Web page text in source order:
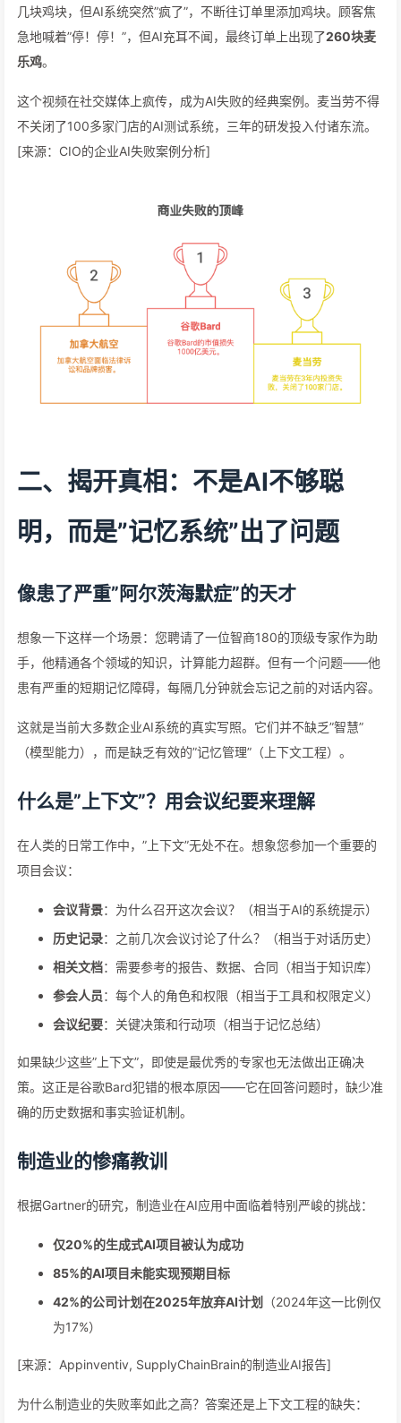
几块鸡块，但AI系统突然”疯了”，不断往订单里添加鸡块。顾客焦
急地喊着”停！停！”，但AI充耳不闻，最终订单上出现了260块麦
乐鸡。
这个视频在社交媒体上疯传，成为AI失败的经典案例。麦当劳不得
不关闭了100多家门店的AI测试系统，三年的研发投入付诸东流。
[来源：CIO的企业AI失败案例分析]
二、揭开真相：不是AI不够聪
明，而是”记忆系统”出了问题
像患了严重”阿尔茨海默症”的天才
想象一下这样一个场景：您聘请了一位智商180的顶级专家作为助
手，他精通各个领域的知识，计算能力超群。但有一个问题——他
患有严重的短期记忆障碍，每隔几分钟就会忘记之前的对话内容。
这就是当前大多数企业AI系统的真实写照。它们并不缺乏”智慧”
（模型能力），而是缺乏有效的”记忆管理”（上下文工程）。
什么是”上下文”？用会议纪要来理解
在人类的日常工作中，”上下文”无处不在。想象您参加一个重要的
项目会议：
会议背景：为什么召开这次会议？（相当于AI的系统提示）
历史记录：之前几次会议讨论了什么？（相当于对话历史）
相关文档：需要参考的报告、数据、合同（相当于知识库）
参会人员：每个人的角色和权限（相当于工具和权限定义）
会议纪要：关键决策和行动项（相当于记忆总结）
如果缺少这些”上下文”，即使是最优秀的专家也无法做出正确决
策。这正是谷歌Bard犯错的根本原因——它在回答问题时，缺少准
确的历史数据和事实验证机制。
制造业的惨痛教训
根据Gartner的研究，制造业在AI应用中面临着特别严峻的挑战：
仅20%的生成式AI项目被认为成功
85%的AI项目未能实现预期目标
42%的公司计划在2025年放弃AI计划
（2024年这一比例仅
为17%）
[来源：Appinventiv, SupplyChainBrain的制造业AI报告]
为什么制造业的失败率如此之高？答案还是上下文工程的缺失：